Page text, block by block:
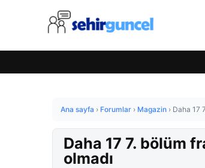
Ana sayfa › Forumlar › Magazin › Daha 17
Daha 17 7. bölüm
olmadı